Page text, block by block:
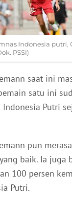
Indonesia putri,
PSSI)
saat ini
satu ini
Indonesia Putri
pun
baik. Ia juga
100 persen
Putri.